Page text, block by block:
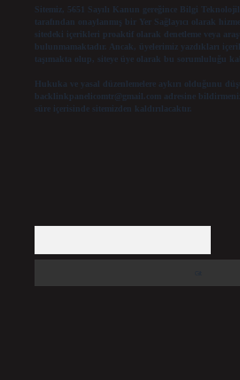
Sitemiz, 5651 Sayılı Kanun gereğince Bilgi
tarafından onaylanmış bir Yer Sağlayıcı olarak
sitedeki içerikleri proaktif olarak denetleme veya
bulunmamaktadır. Ancak, üyelerimiz yazdıkları
taşımakta olup, siteye üye olarak bu sorumluluğu
Hukuka ve yasal düzenlemelere aykırı olduğunu
backlinkpanelicomtr@gmail.comadresine
süre içerisinde sitemizden kaldırılacaktır.